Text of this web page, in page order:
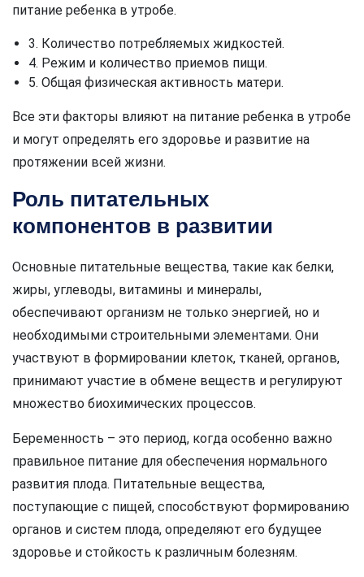
питание ребенка в утробе.
3. Количество потребляемых жидкостей.
4. Режим и количество приемов пищи.
5. Общая физическая активность матери.
Все эти факторы влияют на питание ребенка в утробе
и могут определять его здоровье и развитие на
протяжении всей жизни.
Роль питательных
компонентов в развитии
Основные питательные вещества, такие как белки,
жиры, углеводы, витамины и минералы,
обеспечивают организм не только энергией, но и
необходимыми строительными элементами. Они
участвуют в формировании клеток, тканей, органов,
принимают участие в обмене веществ и регулируют
множество биохимических процессов.
Беременность – это период, когда особенно важно
правильное питание для обеспечения нормального
развития плода. Питательные вещества,
поступающие с пищей, способствуют формированию
органов и систем плода, определяют его будущее
здоровье и стойкость к различным болезням.